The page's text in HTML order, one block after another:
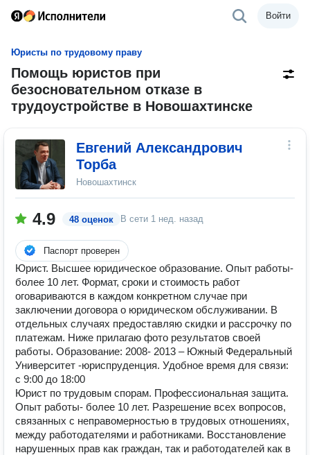
Войти
Юристы по трудовому праву
Помощь юристов при
безосновательном отказе в
трудоустройстве в Новошахтинске
Евгений Александрович
Торба
Новошахтинск
4.9 48 оценок В сети 1 нед. назад
Паспорт проверен
Юрист. Высшее юридическое образование. Опыт работы-
более 10 лет. Формат, сроки и стоимость работ
оговариваются в каждом конкретном случае при
заключении договора о юридическом обслуживании. В
отдельных случаях предоставляю скидки и рассрочку по
платежам. Ниже прилагаю фото результатов своей
работы. Образование: 2008- 2013 – Южный Федеральный
Университет -юриспруденция. Удобное время для связи:
с 9:00 до 18:00
Юрист по трудовым спорам. Профессиональная защита.
Опыт работы- более 10 лет. Разрешение всех вопросов,
связанных с неправомерностью в трудовых отношениях,
между работодателями и работниками. Восстановление
нарушенных прав как граждан, так и работодателей как в